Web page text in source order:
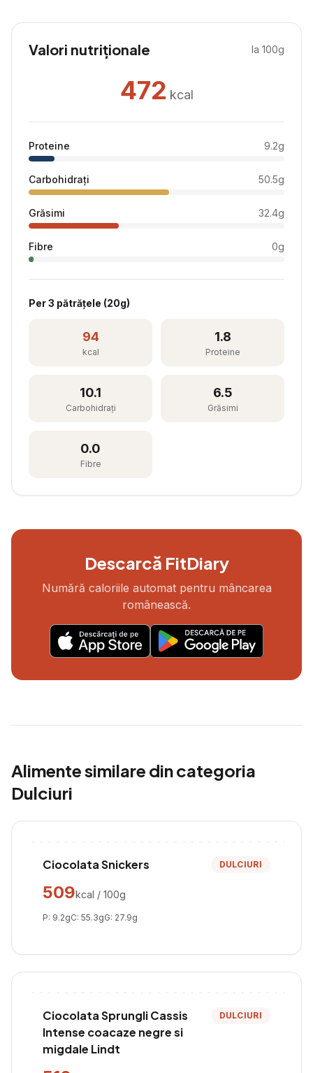
Valori nutriționale la 100g
472 kcal
Proteine 9.2g
Carbohidrați 50.5g
Grăsimi 32.4g
Fibre 0g
Per3 pătrățele (20g)
94
kcal
1.8
Proteine
10.1
Carbohidrați
6.5
Grăsimi
0.0
Fibre
Descarcă FitDiary
Numără caloriile automat pentru mâncarea
românească.
Alimente similare din categoria
Dulciuri
Ciocolata Snickers DULCIURI
509kcal / 100g
P: 9.2gC: 55.3gG: 27.9g
Ciocolata Sprungli Cassis
Intense coacaze negre si
migdale Lindt
DULCIURI